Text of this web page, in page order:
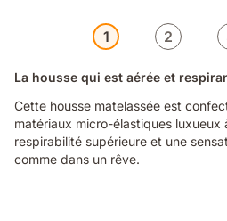
1 2
La housse qui est aérée et
Cette housse matelassée est
matériaux micro-élastiques luxueux
respirabilité supérieure et une
comme dans un rêve.